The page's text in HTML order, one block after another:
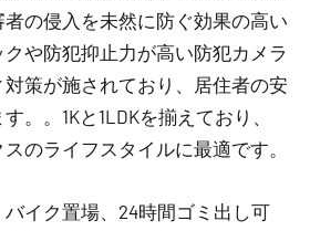
の侵入を未然に防ぐ効果の高い
や防犯抑止力が高い防犯カメラ
策が施されており、居住者の安
。。1Kと1LDKを揃えており、
のライフスタイルに最適です。
イク置場、24時間ゴミ出し可